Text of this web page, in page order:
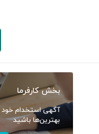
بخش کارفرما
آگهی استخدام خود
بهترین‌ها باشید